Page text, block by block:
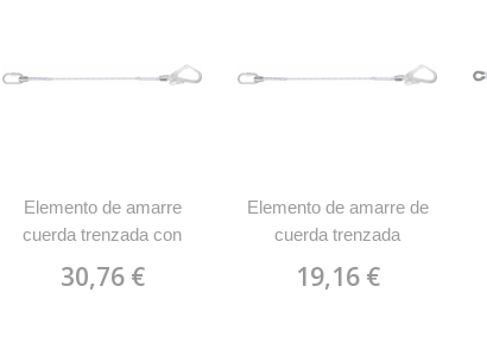
Elemento de amarre
cuerda trenzada con
30,76 €
Elemento de amarre de
cuerda trenzada
mosquetón de acero y
19,16 €